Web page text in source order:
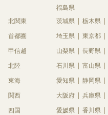
福島県
北関東
茨城県 栃木県
首都圏 埼玉県 東京都
甲信越 山梨県 長野県
北陸 石川県 富山県
東海 愛知県 静岡県
関西 大阪府 兵庫県
四国 愛媛県 香川県